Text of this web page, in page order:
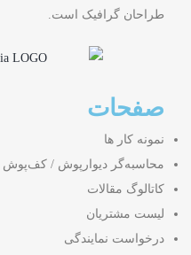
طراحان گرافیک است.
صفحات
نمونه کار ها
محاسبه‌گر دیوارپوش / کف‌پوش
کاتالوگ مقالات
لیست مشتریان
درخواست نمایندگی